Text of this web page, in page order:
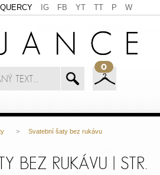
QUERCY IG FB YT TT P W
0
> Svatební šaty bez rukávu
BEZ RUKÁVU | STR.